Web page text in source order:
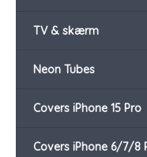
TV & skærm
Neon Tubes
Covers iPhone 15 Pro
Covers iPhone 6/7/8